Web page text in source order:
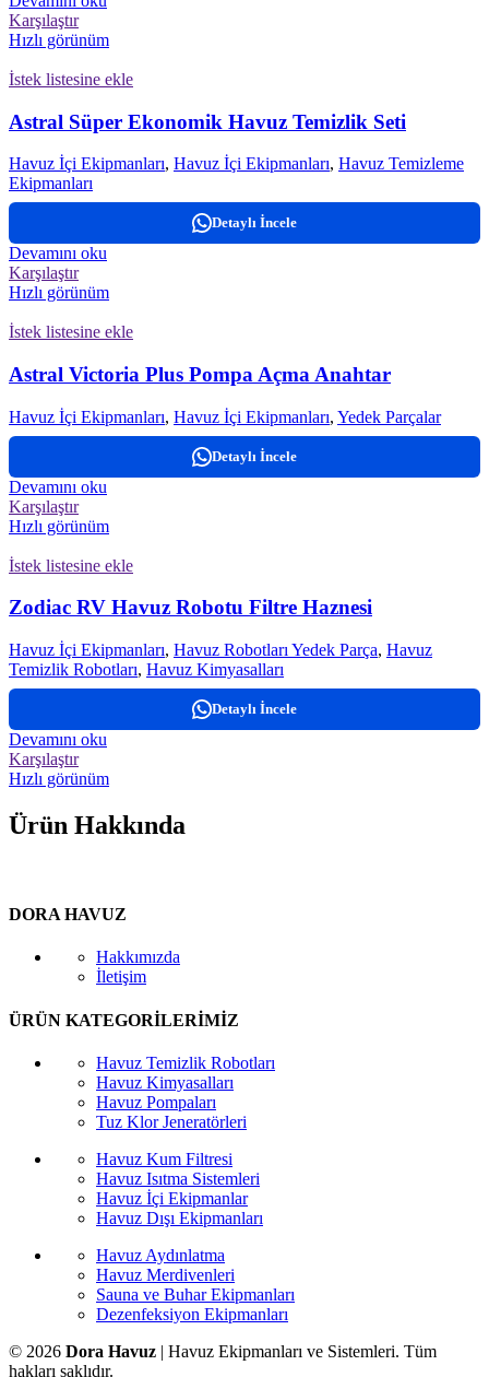
Karşılaştır
Hızlı görünüm
İstek listesine ekle
Astral Süper Ekonomik Havuz Temizlik Seti
Havuz İçi Ekipmanları, Havuz İçi Ekipmanları, Havuz Temizleme
Ekipmanları
Detaylı İncele
Devamını oku
Karşılaştır
Hızlı görünüm
İstek listesine ekle
Astral Victoria Plus Pompa Açma Anahtar
Havuz İçi Ekipmanları, Havuz İçi Ekipmanları, Yedek Parçalar
Detaylı İncele
Devamını oku
Karşılaştır
Hızlı görünüm
İstek listesine ekle
Zodiac RV Havuz Robotu Filtre Haznesi
Havuz İçi Ekipmanları, Havuz Robotları Yedek Parça, Havuz
Temizlik Robotları, Havuz Kimyasalları
Detaylı İncele
Devamını oku
Karşılaştır
Hızlı görünüm
Ürün Hakkında
DORA HAVUZ
Hakkımızda
İletişim
ÜRÜN KATEGORİLERİMİZ
Havuz Temizlik Robotları
Havuz Kimyasalları
Havuz Pompaları
Tuz Klor Jeneratörleri
Havuz Kum Filtresi
Havuz Isıtma Sistemleri
Havuz İçi Ekipmanlar
Havuz Dışı Ekipmanları
Havuz Aydınlatma
Havuz Merdivenleri
Sauna ve Buhar Ekipmanları
Dezenfeksiyon Ekipmanları
© 2026 Dora Havuz | Havuz Ekipmanları ve Sistemleri. Tüm
hakları saklıdır.